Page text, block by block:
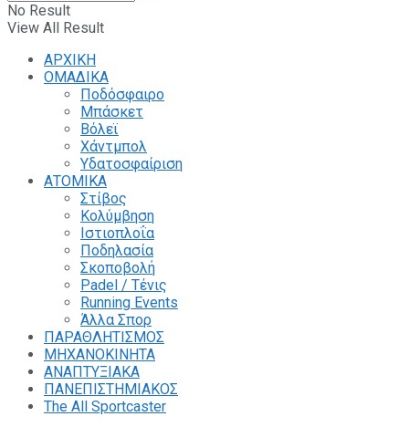
No Result
View All Result
ΑΡΧΙΚΗ
ΟΜΑΔΙΚΑ
Ποδόσφαιρο
Μπάσκετ
Βόλεϊ
Χάντμπολ
Υδατοσφαίριση
ΑΤΟΜΙΚΑ
Στίβος
Κολύμβηση
Ιστιοπλοΐα
Ποδηλασία
Σκοποβολή
Padel / Τένις
Running Events
Άλλα Σπορ
ΠΑΡΑΘΛΗΤΙΣΜΟΣ
ΜΗΧΑΝΟΚΙΝΗΤΑ
ΑΝΑΠΤΥΞΙΑΚΑ
ΠΑΝΕΠΙΣΤΗΜΙΑΚΟΣ
The All Sportcaster